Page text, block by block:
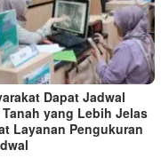
Dapat Jadwal
Tanah yang Lebih Jelas
Layanan Pengukuran